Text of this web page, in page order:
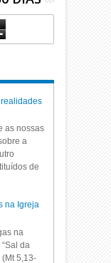
as nossas
a
de
na Igreja
na
da
(Mt 5,13-